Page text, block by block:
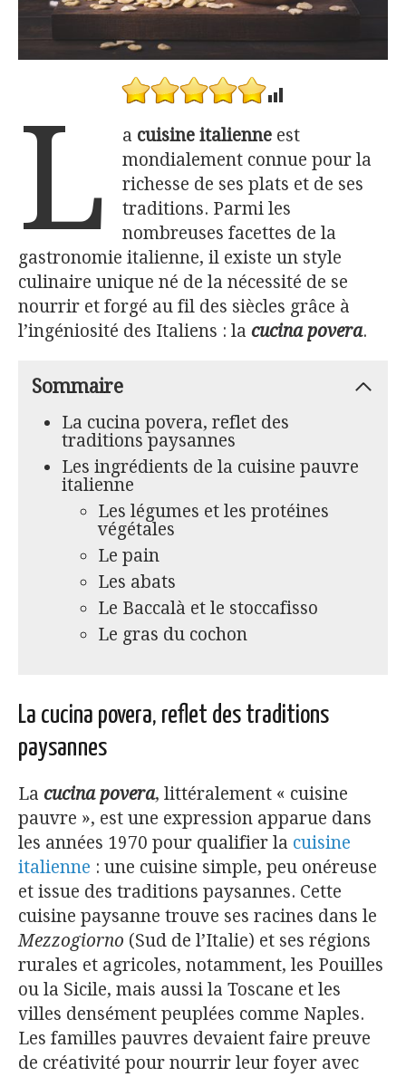
L a cuisine italienneest
mondialement connue pour la
richesse de ses plats et de ses
traditions. Parmi les
nombreuses facettes de la
gastronomie italienne, il existe un style
culinaire unique né de la nécessité de se
nourrir et forgé au fil des siècles grâce à
l’ingéniosité des Italiens : la cucina povera.
Sommaire
La cucina povera, reflet des
traditions paysannes
Les ingrédients de la cuisine pauvre
italienne
Les légumes et les protéines
végétales
Le pain
Les abats
Le Baccalà et le stoccafisso
Le gras du cochon
La cucina povera, reflet des traditions
paysannes
La cucina povera, littéralement « cuisine
pauvre », est une expression apparue dans
les années 1970 pour qualifier la cuisine
italienne : une cuisine simple, peu onéreuse
et issue des traditions paysannes. Cette
cuisine paysanne trouve ses racines dans le
Mezzogiorno (Sud de l’Italie) et ses régions
rurales et agricoles, notamment, les Pouilles
ou la Sicile, mais aussi la Toscane et les
villes densément peuplées comme Naples.
Les familles pauvres devaient faire preuve
de créativité pour nourrir leur foyer avec